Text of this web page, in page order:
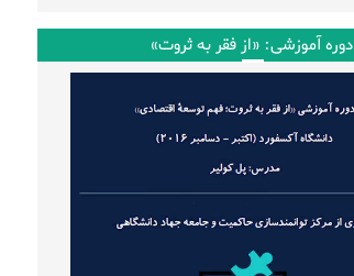
دوره آموزشی: «از فقر به ثروت»